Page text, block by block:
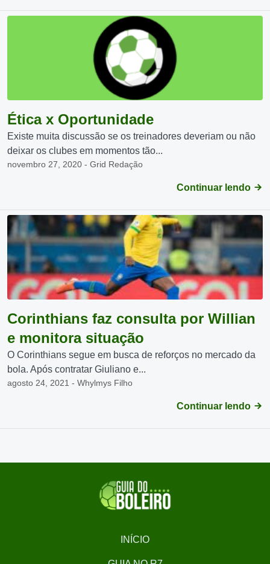
Ética x Oportunidade
Existe muita discussão se os treinadores deveriam ou não
deixar os clubes em momentos tão...
novembro 27, 2020 - Grid Redação
Continuar lendo
Corinthians faz consulta por Willian
e monitora situação
O Corinthians segue em busca de reforços no mercado da
bola. Após contratar Giuliano e...
agosto 24, 2021 - Whylmys Filho
Continuar lendo
INÍCIO